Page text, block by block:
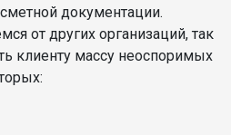
документации.
от других организаций, так
клиенту массу неоспоримых